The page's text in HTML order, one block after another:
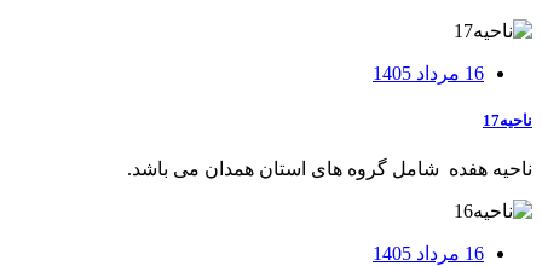
16 مرداد 1405
ناحیه17
ناحيه هفده شامل گروه های استان همدان می باشد.
16 مرداد 1405